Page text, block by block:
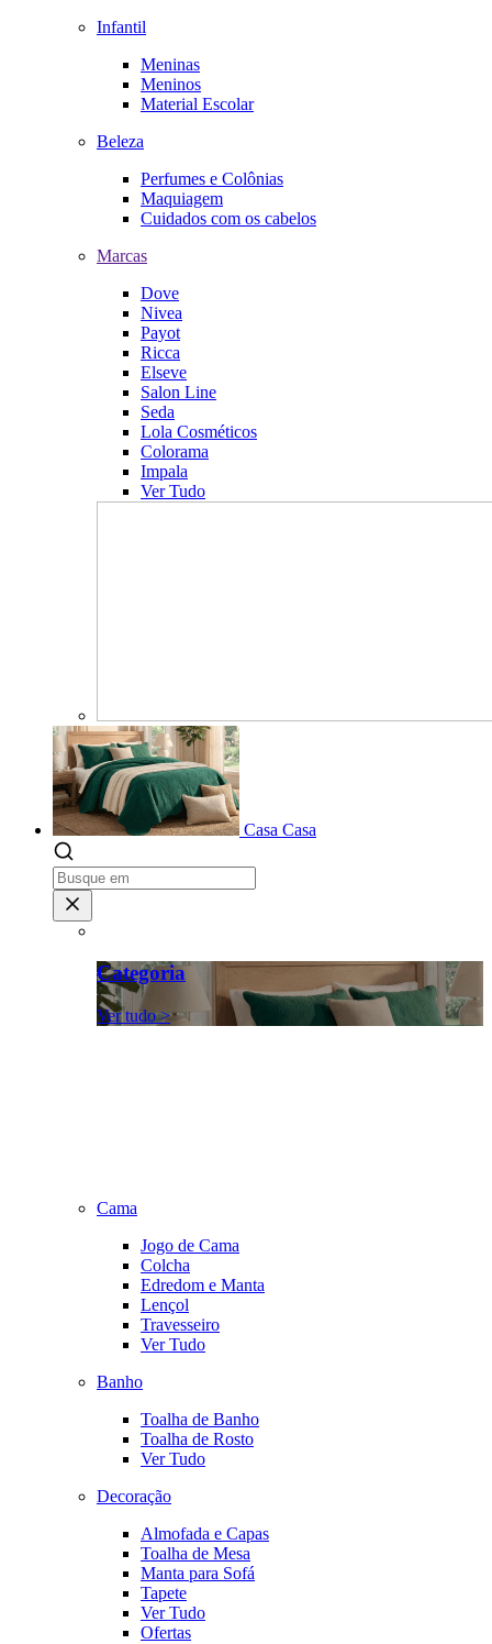
Infantil
Meninas
Meninos
Material Escolar
Beleza
Perfumes e Colônias
Maquiagem
Cuidados com os cabelos
Marcas
Dove
Nivea
Payot
Ricca
Elseve
Salon Line
Seda
Lola Cosméticos
Colorama
Impala
Ver Tudo
Casa Casa
Categoria
Ver tudo >
Cama
Jogo de Cama
Colcha
Edredom e Manta
Lençol
Travesseiro
Ver Tudo
Banho
Toalha de Banho
Toalha de Rosto
Ver Tudo
Decoração
Almofada e Capas
Toalha de Mesa
Manta para Sofá
Tapete
Ver Tudo
Ofertas